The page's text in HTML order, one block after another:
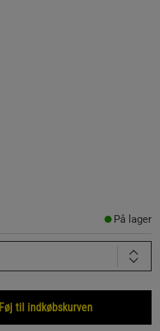
På lager
Føj til indkøbskurven